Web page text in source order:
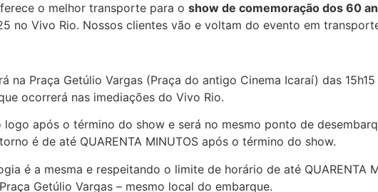
o melhor transporte para o show de comemoração dos 60
no Vivo Rio. Nossos clientes vão e voltam do evento em
na Praça Getúlio Vargas (Praça do antigo Cinema Icaraí) das
ocorrerá nas imediações do Vivo Rio.
após o término do show e será no mesmo ponto de
é de até QUARENTA MINUTOS após o término do show.
é a mesma e respeitando o limite de horário de até QUARENTA
Getúlio Vargas – mesmo local do embarque.